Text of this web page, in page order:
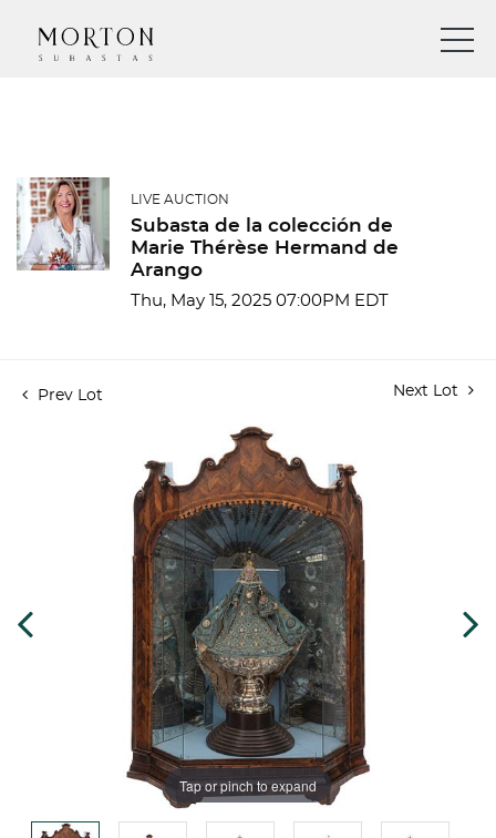
LIVE AUCTION
Subasta de la colección de
Marie Thérèse Hermand de
Arango
Thu, May 15, 2025 07:00PM EDT
Prev Lot Next Lot
Tap or pinch to expand